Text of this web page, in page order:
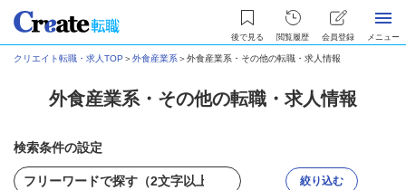
後で見る 閲覧履歴 会員登録 メニュー
クリエイト転職・求人TOP ＞外食産業系＞外食産業系・その他の転職・求人情報
外食産業系・その他の転職・求人情報
検索条件の設定
絞り込む